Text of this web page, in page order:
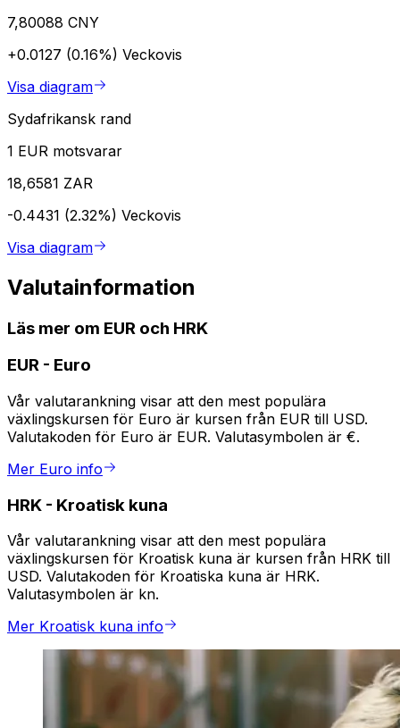
7,80088 CNY
+0.0127 (0.16%) Veckovis
Visa diagram
Sydafrikansk rand
1 EUR motsvarar
18,6581 ZAR
-0.4431 (2.32%) Veckovis
Visa diagram
Valutainformation
Läs mer om EUR och HRK
EUR - Euro
Vår valutarankning visar att den mest populära
växlingskursen för Euro är kursen från EUR till USD.
Valutakoden för Euro är EUR. Valutasymbolen är €.
Mer Euro info
HRK - Kroatisk kuna
Vår valutarankning visar att den mest populära
växlingskursen för Kroatisk kuna är kursen från HRK till
USD. Valutakoden för Kroatiska kuna är HRK.
Valutasymbolen är kn.
Mer Kroatisk kuna info